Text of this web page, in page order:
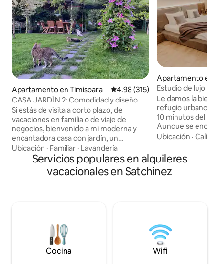
Apartamento en Timisoara Calificación promedio: 4.98 de
4.98 (315)
CASA JARDÍN 2: Comodidad y diseño
Si estás de visita a corto plazo, de
vacaciones en familia o de viaje de
negocios, bienvenido a mi moderna y
encantadora casa con jardín, un
alojamiento único en Timisoara. Rodeada
de jardines verdes, aquí encontrarás
disfrute en una casa moderna, con un
suave toque de naturaleza y un diseño
limpiando y desinfectando
adecuadamente las superficies después
de cada huésped.
Ubicación · Familiar · Lavandería
Apartamento en
Estudio de lujo -
centro de la
Le damos la
refugio urbano
10 minutos del
Aunque se
apartamentos de
diseño elegante
pensado, en el
contemporánea
la ciudad y
primera calidad.
Ubicación ·
Servicios populares en alquileres
vacacionales en Satchinez
Cocina Wifi